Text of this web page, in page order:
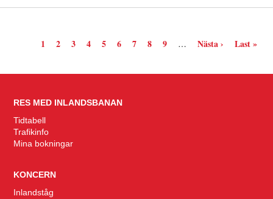
Nuvarande
sida
1 Page
2 Page
3 Page
4 Page
5 Page
6 Page
7 Page
8 Page
9 … Nästa
sida
Nästa › Sista
sidan
Last »
RES MED INLANDSBANAN
Tidtabell
Trafikinfo
Mina bokningar
KONCERN
Inlandståg